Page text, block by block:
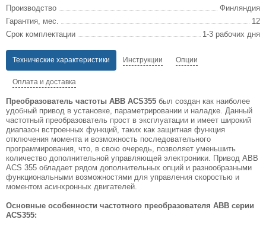
Производство
Финляндия
Гарантия, мес.
12
Срок комплектации
1-3 рабочих дня
Технические характеристики Инструкции Опции
Оплата и доставка
Преобразователь частоты ABB ACS355 был создан как наиболее
удобный привод в установке, параметрировании и наладке. Данный
частотный преобразователь прост в эксплуатации и имеет широкий
диапазон встроенных функций, таких как защитная функция
отключения момента и возможность последовательного
программирования, что, в свою очередь, позволяет уменьшить
количество дополнительной управляющей электроники. Привод ABB
ACS 355 обладает рядом дополнительных опций и разнообразными
функциональными возможностями для управления скоростью и
моментом асинхронных двигателей.
Основные особенности частотного преобразователя ABB серии
ACS355: